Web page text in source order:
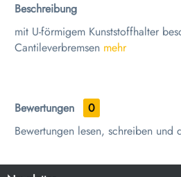
Beschreibung
mit U-förmigem Kunststoffhalter
Cantileverbremsen mehr
Bewertungen
0
Bewertungen lesen, schreiben und